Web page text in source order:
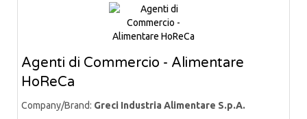
Agenti di Commercio - Alimentare
HoReCa
Company/Brand: Greci Industria Alimentare S.p.A.